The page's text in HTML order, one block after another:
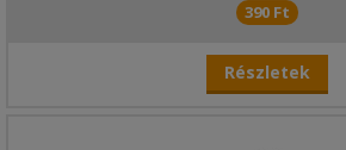
390 Ft
Részletek